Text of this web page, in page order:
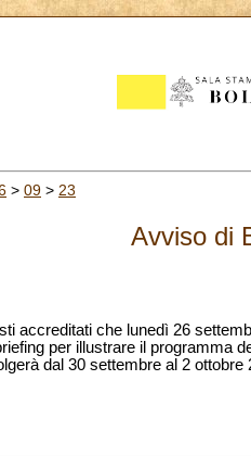
> 09 > 23
Avviso di
accreditati che lunedì 26
per illustrare il programma
dal 30 settembre al 2 ottobre